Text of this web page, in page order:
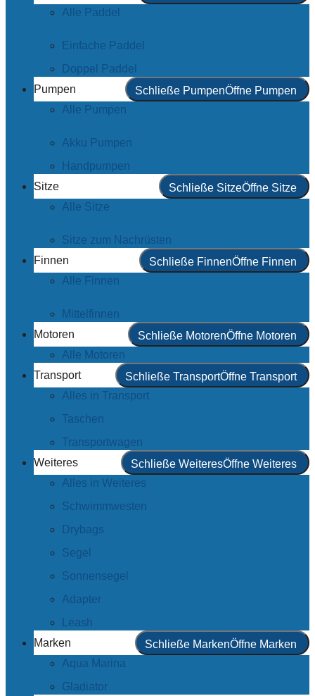
Alle Paddel
Einfache Paddel
Doppel Paddel
Pumpen
Schließe PumpenÖffne Pumpen
Alle Pumpen
Akku Pumpen
Handpumpen
Sitze
Schließe SitzeÖffne Sitze
Alle Sitze
Sitze zum Nachrüsten
Finnen
Schließe FinnenÖffne Finnen
Alle Finnen
Mittelfinnen
Motoren
Schließe MotorenÖffne Motoren
Alle Motoren
Transport
Schließe TransportÖffne Transport
Alles in Transport
Taschen
Transportwagen
Weiteres
Schließe WeiteresÖffne Weiteres
Alles in Weiteres
Schwimmwesten
Drybags
Segel
Sonnensegel
Adapter
Leash
Marken
Schließe MarkenÖffne Marken
Aqua Marina
Gladiator